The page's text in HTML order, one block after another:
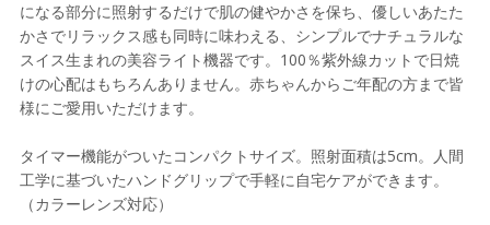
になる部分に照射するだけで肌の健やかさを保ち、優しいあたた
かさでリラックス感も同時に味わえる、シンプルでナチュラルな
スイス生まれの美容ライト機器です。100％紫外線カットで日焼
けの心配はもちろんありません。赤ちゃんからご年配の方まで皆
様にご愛用いただけます。
タイマー機能がついたコンパクトサイズ。照射面積は5cm。人間
工学に基づいたハンドグリップで手軽に自宅ケアができます。
（カラーレンズ対応）